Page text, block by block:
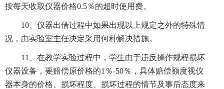
按每天收取仪器价格0.5％的超时使用费。
10、仪器出借过程中如果出现以上规定之外的特殊情
况，由实验室主任决定采用何种解决措施。
11、在教学实验过程中，学生由于违反操作规程损坏
仪器设备，要赔偿原价格的1％-50％，具体赔偿额度视仪
器本身的价格、损坏程度、损坏过程的情节及事后态度来